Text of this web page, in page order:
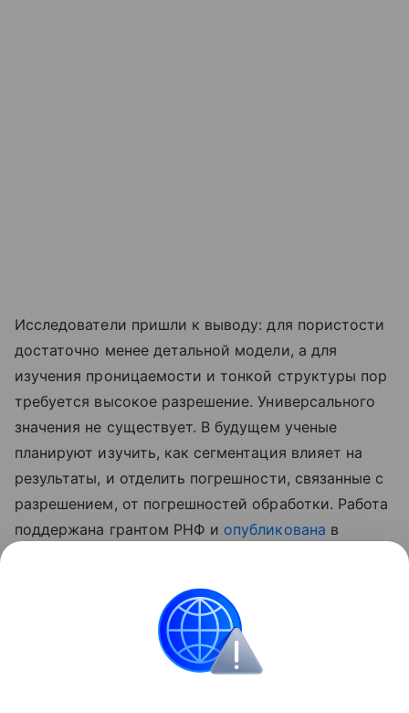
Исследователи пришли к выводу: для пористости
достаточно менее детальной модели, а для
изучения проницаемости и тонкой структуры пор
требуется высокое разрешение. Универсального
значения не существует. В будущем ученые
планируют изучить, как сегментация влияет на
результаты, и отделить погрешности, связанные с
разрешением, от погрешностей обработки. Работа
поддержана грантом РНФ и опубликована в
писалао том, зачем ученые
переводят горные породы в виртуальный мир.